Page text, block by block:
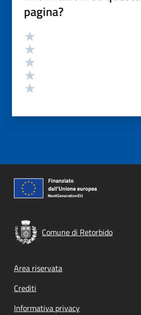
pagina?
Valutazione
Comune di Retorbido
Footer menu
Area riservata
Crediti
Informativa privacy